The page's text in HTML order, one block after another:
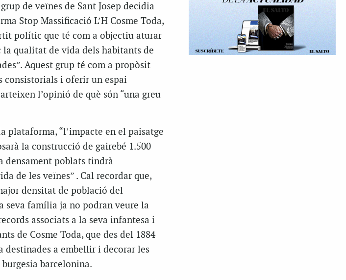
de veïnes de Sant Josep decidia
Stop Massificació L’H Cosme Toda,
polític que té com a objectiu aturar
la qualitat de vida dels habitants de
Aquest grup té com a propòsit
consistorials i oferir un espai
l’opinió de què són “una greu
plataforma, “l’impacte en el paisatge
la construcció de gairebé 1.500
densament poblats tindrà
de les veïnes” . Cal recordar que,
densitat de població del
família ja no podran veure la
associats a la seva infantesa i
de Cosme Toda, que des del 1884
a embellir i decorar les
barcelonina.